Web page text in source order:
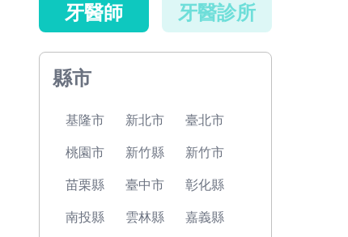
牙醫師 牙醫診所
縣市
基隆市 新北市 臺北市
桃園市 新竹縣 新竹市
苗栗縣 臺中市 彰化縣
南投縣 雲林縣 嘉義縣